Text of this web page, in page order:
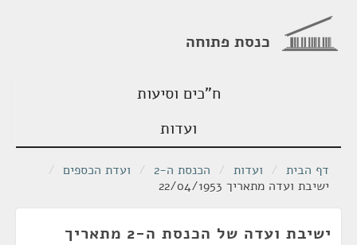
כנסת פתוחה
ח"כים וסיעות
ועדות
דף הבית / ועדות / הכנסת ה-2 / ועדת הכספים /
ישיבת ועדה מתאריך 22/04/1953
ישיבת ועדה של הכנסת ה-2 מתאריך